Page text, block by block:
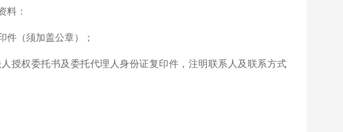
料：
件（须加盖公章）；
授权委托书及委托代理人身份证复印件，注明联系人及联系方式